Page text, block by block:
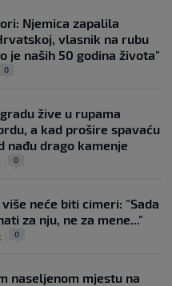
Njemica zapalila
vlasnik na rubu
je naših 50 godina života"
0
žive u rupama
a kad prošire spavaću
nađu drago kamenje
0
neće biti cimeri: "Sada
za nju, ne za mene..."
0
naseljenom mjestu na